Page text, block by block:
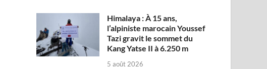
Himalaya : À 15 ans,
l’alpiniste marocain Youssef
Tazi gravit le sommet du
Kang Yatse II à 6.250 m
5 août 2026